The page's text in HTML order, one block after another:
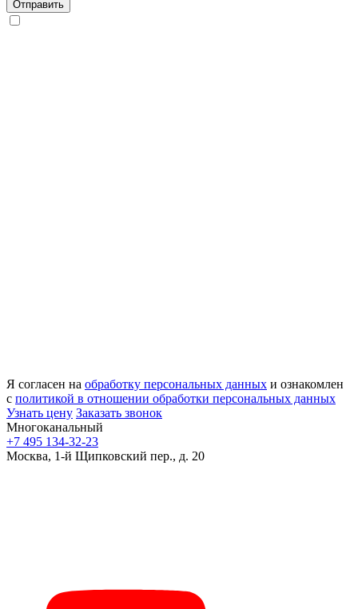
Отправить
Я согласен на обработку персональных данных и ознакомлен
с политикой в отношении обработки персональных данных
Узнать цену Заказать звонок
Многоканальный
+7 495 134-32-23
Москва, 1-й Щипковский пер., д. 20